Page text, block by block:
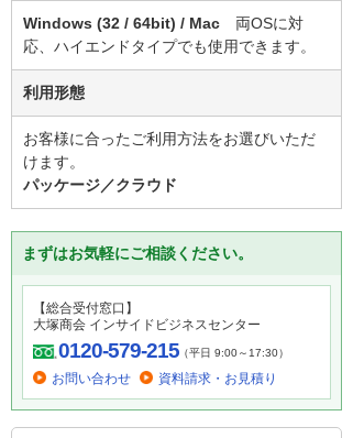
Windows (32 / 64bit) / Mac 両OSに対
応、ハイエンドタイプでも使用できます。
利用形態
お客様に合ったご利用方法をお選びいただ
けます。
パッケージ／クラウド
まずはお気軽にご相談ください。
【総合受付窓口】
大塚商会 インサイドビジネスセンター
0120-579-215（平日 9:00～17:30）
お問い合わせ 資料請求・お見積り